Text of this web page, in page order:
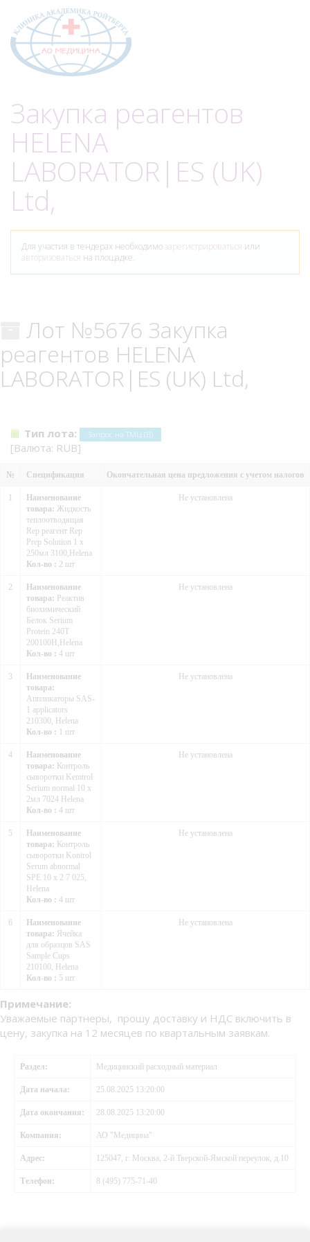
Закупка реагентов
HELENA
LABORATOR|ES (UK)
Ltd,
Для участия в тендерах необходимо зарегистрироваться или
авторизоваться на площадке.
Лот №5676 Закупка
реагентов HELENA
LABORATOR|ES (UK) Ltd,
Тип лота: Запрос на ТМЦ (В)
[Валюта: RUB]
№ Спецификация Окончательная цена предложения с учетом налогов
Наименование
товара: Жидкость
теплоотводящая
Rep реагент Rep
Prep Solution 1 х
250мл 3100,Helena
Кол-во : 2 шт
Не установлена
2
Наименование
товара: Реактив
биохимический
Белок Serium
Protein 240T
200100H,Helena
Кол-во : 4 шт
Не установлена
3
Наименование
товара:
Аппликаторы SAS-
1 applicators
210300, Helena
Кол-во : 1 шт
Не установлена
4
Наименование
товара: Контроль
сыворотки Kemtrol
Serium normal 10 х
2мл 7024 Helena
Кол-во : 4 шт
Не установлена
5
Наименование
товара: Контроль
сыворотки Kontrol
Serum abnormal
SPE 10 х 2 7 025,
Helena
Кол-во : 4 шт
Не установлена
6
Наименование
товара: Ячейка
для образцов SAS
Sample Cups
210100, Helena
Кол-во : 5 шт
Не установлена
Примечание:
Уважаемые партнеры, прошу доставку и НДС включить в
цену, закупка на 12 месяцев по квартальным заявкам.
Раздел: Медицинский расходный материал
Дата начала: 25.08.2025 13:20:00
Дата окончания: 28.08.2025 13:20:00
Компания: АО "Медицина"
Адрес: 125047, г. Москва, 2-й Тверской-Ямской переулок, д.10
Телефон: 8 (495) 775-71-40